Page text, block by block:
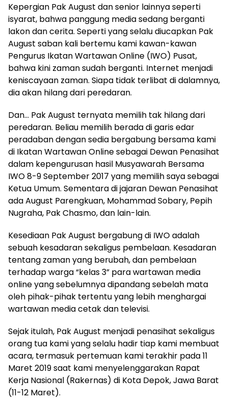
Kepergian Pak August dan senior lainnya seperti
isyarat, bahwa panggung media sedang berganti
lakon dan cerita. Seperti yang selalu diucapkan Pak
August saban kali bertemu kami kawan-kawan
Pengurus Ikatan Wartawan Online (IWO) Pusat,
bahwa kini zaman sudah berganti. Internet menjadi
keniscayaan zaman. Siapa tidak terlibat di dalamnya,
dia akan hilang dari peredaran.
Dan… Pak August ternyata memilih tak hilang dari
peredaran. Beliau memilih berada di garis edar
peradaban dengan sedia bergabung bersama kami
di Ikatan Wartawan Online sebagai Dewan Penasihat
dalam kepengurusan hasil Musyawarah Bersama
IWO 8-9 September 2017 yang memilih saya sebagai
Ketua Umum. Sementara di jajaran Dewan Penasihat
ada August Parengkuan, Mohammad Sobary, Pepih
Nugraha, Pak Chasmo, dan lain-lain.
Kesediaan Pak August bergabung di IWO adalah
sebuah kesadaran sekaligus pembelaan. Kesadaran
tentang zaman yang berubah, dan pembelaan
terhadap warga “kelas 3” para wartawan media
online yang sebelumnya dipandang sebelah mata
oleh pihak-pihak tertentu yang lebih menghargai
wartawan media cetak dan televisi.
Sejak itulah, Pak August menjadi penasihat sekaligus
orang tua kami yang selalu hadir tiap kami membuat
acara, termasuk pertemuan kami terakhir pada 11
Maret 2019 saat kami menyelenggarakan Rapat
Kerja Nasional (Rakernas) di Kota Depok, Jawa Barat
(11-12 Maret).